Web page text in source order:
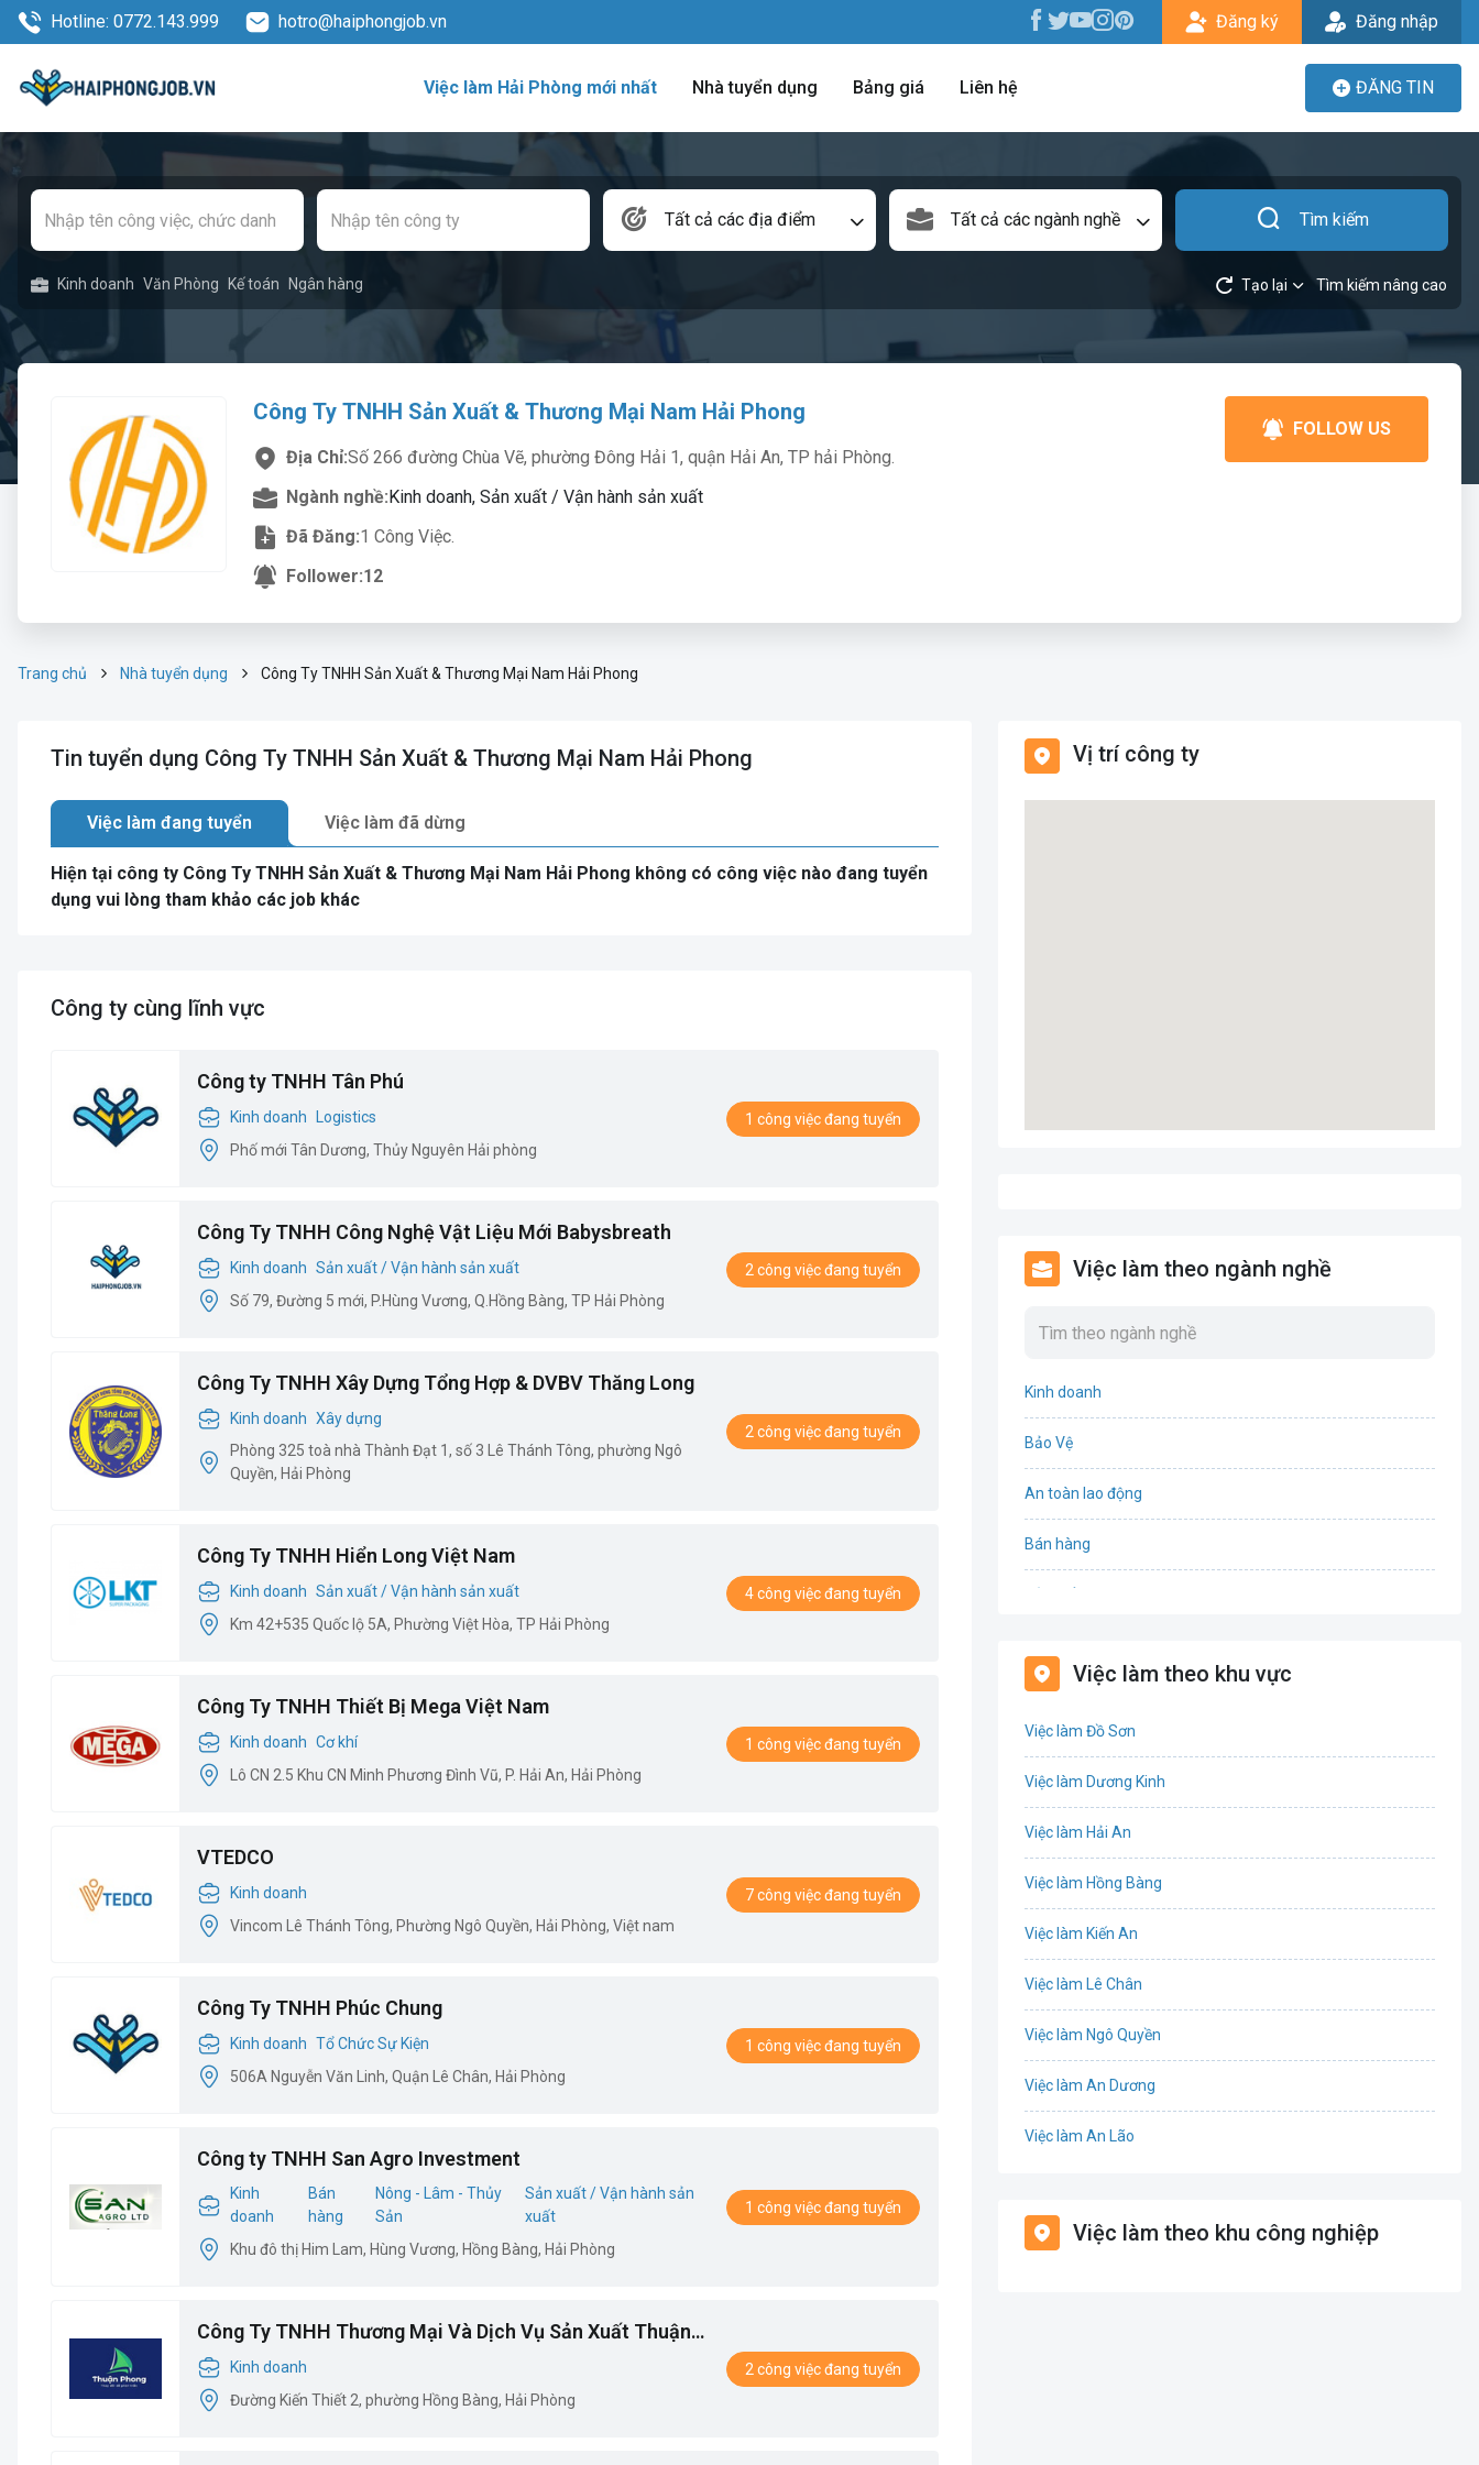
Hotline: 0772.143.999 hotro@haiphongjob.vn Đăng ký Đăng nhập
Việc làm Hải Phòng mới nhất Nhà tuyển dụng Bảng giá Liên hệ ĐĂNG TIN
Tất cả các địa điểm Tất cả các ngành nghề Tìm kiếm
Kinh doanh Văn Phòng Kế toán Ngân hàng Tạo lại Tìm kiếm nâng cao
Công Ty TNHH Sản Xuất & Thương Mại Nam Hải Phong
Địa Chỉ:Số 266 đường Chùa Vẽ, phường Đông Hải 1, quận Hải An, TP hải Phòng.
Ngành nghề:Kinh doanh, Sản xuất / Vận hành sản xuất
Đã Đăng:1 Công Việc.
Follower:12
FOLLOW US
Trang chủ Nhà tuyển dụng Công Ty TNHH Sản Xuất & Thương Mại Nam Hải Phong
Tin tuyển dụng Công Ty TNHH Sản Xuất & Thương Mại Nam Hải Phong
Việc làm đang tuyển Việc làm đã dừng
Hiện tại công ty Công Ty TNHH Sản Xuất & Thương Mại Nam Hải Phong không có công việc nào đang tuyển
dụng vui lòng tham khảo các job khác
Công ty cùng lĩnh vực
Công ty TNHH Tân Phú
Kinh doanh Logistics
Phố mới Tân Dương, Thủy Nguyên Hải phòng
1 công việc đang tuyển
Công Ty TNHH Công Nghệ Vật Liệu Mới Babysbreath
Kinh doanh Sản xuất / Vận hành sản xuất
Số 79, Đường 5 mới, P.Hùng Vương, Q.Hồng Bàng, TP Hải Phòng
2 công việc đang tuyển
Công Ty TNHH Xây Dựng Tổng Hợp & DVBV Thăng Long
Kinh doanh Xây dựng
Phòng 325 toà nhà Thành Đạt 1, số 3 Lê Thánh Tông, phường Ngô
Quyền, Hải Phòng
2 công việc đang tuyển
Công Ty TNHH Hiển Long Việt Nam
Kinh doanh Sản xuất / Vận hành sản xuất
Km 42+535 Quốc lộ 5A, Phường Việt Hòa, TP Hải Phòng
4 công việc đang tuyển
Công Ty TNHH Thiết Bị Mega Việt Nam
Kinh doanh Cơ khí
Lô CN 2.5 Khu CN Minh Phương Đình Vũ, P. Hải An, Hải Phòng
1 công việc đang tuyển
VTEDCO
Kinh doanh
Vincom Lê Thánh Tông, Phường Ngô Quyền, Hải Phòng, Việt nam
7 công việc đang tuyển
Công Ty TNHH Phúc Chung
Kinh doanh Tổ Chức Sự Kiện
506A Nguyễn Văn Linh, Quận Lê Chân, Hải Phòng
1 công việc đang tuyển
Công ty TNHH San Agro Investment
Kinh
doanh
Bán
hàng
Nông - Lâm - Thủy
Sản
Sản xuất / Vận hành sản
xuất
Khu đô thị Him Lam, Hùng Vương, Hồng Bàng, Hải Phòng
1 công việc đang tuyển
Công Ty TNHH Thương Mại Và Dịch Vụ Sản Xuất Thuận
PhongKinh doanh
Đường Kiến Thiết 2, phường Hồng Bàng, Hải Phòng
2 công việc đang tuyển
Vị trí công ty
Việc làm theo ngành nghề
Kinh doanh
Bảo Vệ
An toàn lao động
Bán hàng
Biên phiên dịch
Văn Phòng
Việc làm theo khu vực
Việc làm Đồ Sơn
Việc làm Dương Kinh
Việc làm Hải An
Việc làm Hồng Bàng
Việc làm Kiến An
Việc làm Lê Chân
Việc làm Ngô Quyền
Việc làm An Dương
Việc làm An Lão
Việc làm Cát Hải
Việc làm theo khu công nghiệp